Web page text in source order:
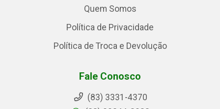
Quem Somos
Política de Privacidade
Política de Troca e Devolução
Fale Conosco
(83) 3331-4370